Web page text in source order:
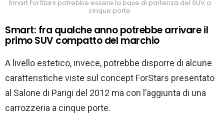
Smart ForStars potrebbe essere la base di partenza del SUV a
cinque porte
Smart: fra qualche anno potrebbe arrivare il
primo SUV compatto del marchio
A livello estetico, invece, potrebbe disporre di alcune
caratteristiche viste sul concept ForStars presentato
al Salone di Parigi del 2012 ma con l’aggiunta di una
carrozzeria a cinque porte.